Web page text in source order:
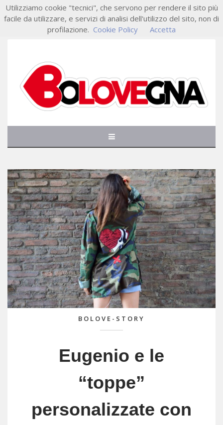
BOLOVE-STORY
Eugenio e le
“toppe”
personalizzate con
Utilizziamo cookie "tecnici", che servono per rendere il sito più
facile da utilizzare, e servizi di analisi dell'utilizzo del sito, non di
profilazione. Cookie Policy Accetta